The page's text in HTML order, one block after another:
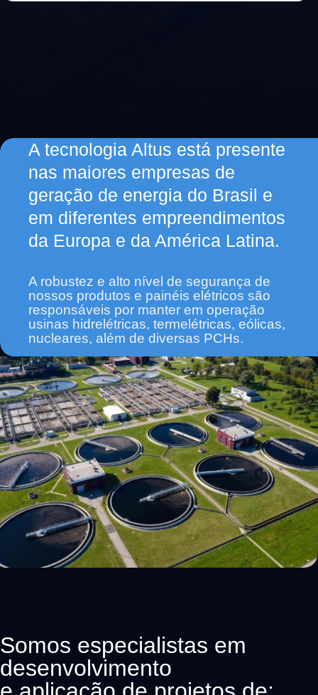
A tecnologia Altus está presente
nas maiores empresas de
geração de energia do Brasil e
em diferentes empreendimentos
da Europa e da América Latina.
A robustez e alto nível de segurança de
nossos produtos e painéis elétricos são
responsáveis por manter em operação
usinas hidrelétricas, termelétricas, eólicas,
nucleares, além de diversas PCHs.
Somos especialistas em
desenvolvimento